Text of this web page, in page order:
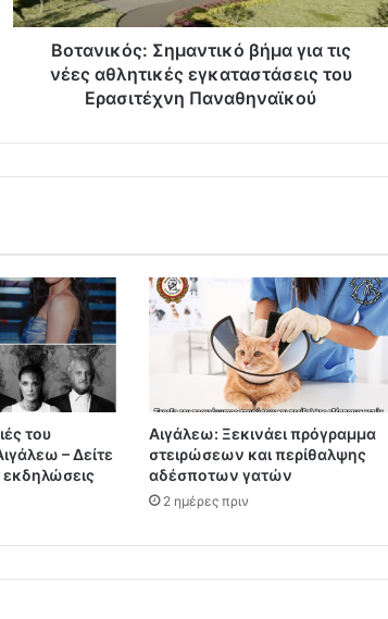
Βοτανικός: Σημαντικό βήμα για τις
νέες αθλητικές εγκαταστάσεις του
Ερασιτέχνη Παναθηναϊκού
του
– Δείτε
εκδηλώσεις
Αιγάλεω: Ξεκινάει πρόγραμμα
στειρώσεων και περίθαλψης
αδέσποτων γατών
2 ημέρες πριν